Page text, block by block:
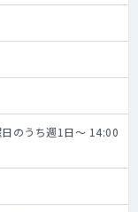
のうち週1日～ 14:00